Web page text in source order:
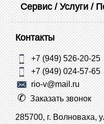
Сервис / Услуги /
Контакты
+7 (949) 526-20-25
+7 (949) 024-57-65
rio-v@mail.ru
Заказать звонок
285700, г. Волноваха,